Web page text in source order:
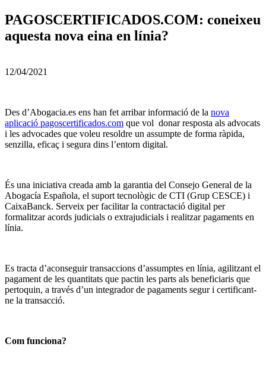
PAGOSCERTIFICADOS.COM: coneixeu
aquesta nova eina en línia?
12/04/2021
Des d’Abogacia.es ens han fet arribar informació de la nova
aplicació pagoscertificados.com que vol donar resposta als advocats
i les advocades que voleu resoldre un assumpte de forma ràpida,
senzilla, eficaç i segura dins l’entorn digital.
És una iniciativa creada amb la garantia del Consejo General de la
Abogacía Española, el suport tecnològic de CTI (Grup CESCE) i
CaixaBanck. Serveix per facilitar la contractació digital per
formalitzar acords judicials o extrajudicials i realitzar pagaments en
línia.
Es tracta d’aconseguir transaccions d’assumptes en línia, agilitzant el
pagament de les quantitats que pactin les parts als beneficiaris que
pertoquin, a través d’un integrador de pagaments segur i certificant-
ne la transacció.
Com funciona?